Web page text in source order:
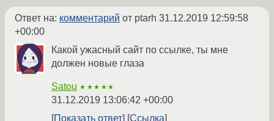
Ответ на: комментарий от ptarh 31.12.2019 12:59:58
+00:00
Какой ужасный сайт по ссылке, ты мне
должен новые глаза
Satou ★★★★★
31.12.2019 13:06:42 +00:00
Показать ответ
Ссылка